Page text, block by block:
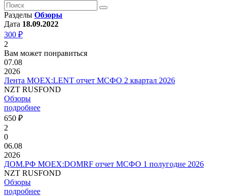
Разделы Обзоры
Дата 18.09.2022
300 ₽
2
Вам может понравиться
07.08
2026
Лента MOEX:LENT отчет МСФО 2 квартал 2026
NZT RUSFOND
Обзоры
подробнее
650 ₽
2
0
06.08
2026
ДОМ.РФ MOEX:DOMRF отчет МСФО 1 полугодие 2026
NZT RUSFOND
Обзоры
подробнее